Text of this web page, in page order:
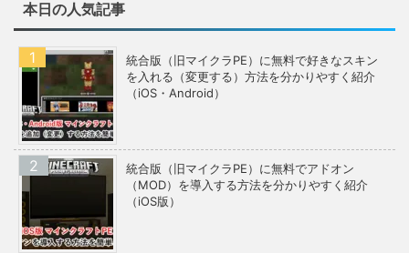
本日の人気記事
統合版（旧マイクラPE）に無料で好きなスキン
を入れる（変更する）方法を分かりやすく紹介
（iOS・Android）
統合版（旧マイクラPE）に無料でアドオン
（MOD）を導入する方法を分かりやすく紹介
（iOS版）